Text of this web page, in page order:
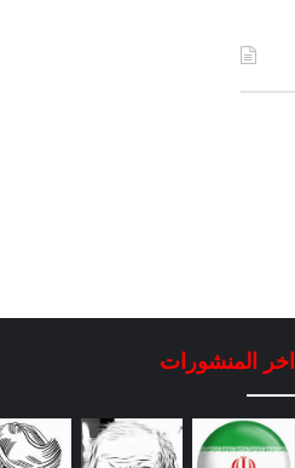
اخر المنشورات